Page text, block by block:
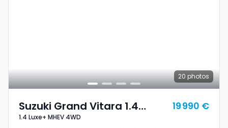
20 photos
Suzuki Grand Vitara 1.4
Luxe+ MHEV 4WD
1.4 Luxe+ MHEV 4WD
19 990 €